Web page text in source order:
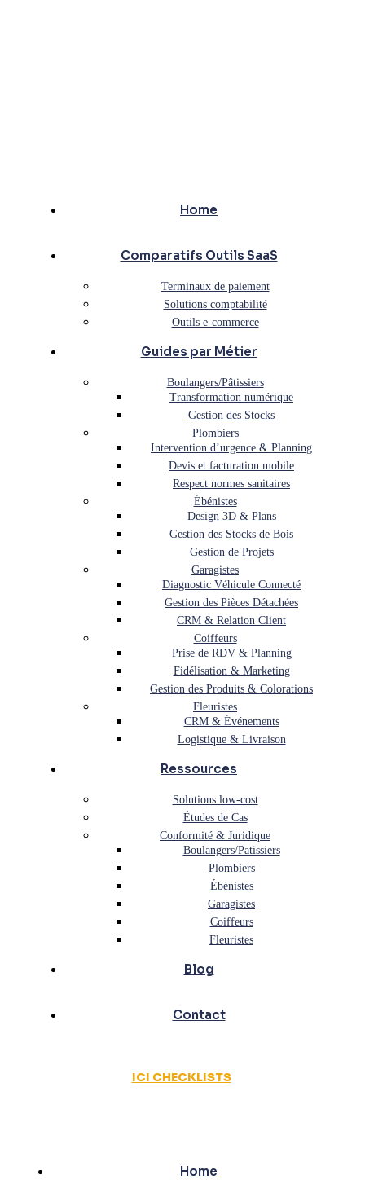
Home
Comparatifs Outils SaaS
Terminaux de paiement
Solutions comptabilité
Outils e-commerce
Guides par Métier
Boulangers/Pâtissiers
Transformation numérique
Gestion des Stocks
Plombiers
Intervention d’urgence & Planning
Devis et facturation mobile
Respect normes sanitaires
Ébénistes
Design 3D & Plans
Gestion des Stocks de Bois
Gestion de Projets
Garagistes
Diagnostic Véhicule Connecté
Gestion des Pièces Détachées
CRM & Relation Client
Coiffeurs
Prise de RDV & Planning
Fidélisation & Marketing
Gestion des Produits & Colorations
Fleuristes
CRM & Événements
Logistique & Livraison
Ressources
Solutions low-cost
Études de Cas
Conformité & Juridique
Boulangers/Patissiers
Plombiers
Ébénistes
Garagistes
Coiffeurs
Fleuristes
Blog
Contact
ICI CHECKLISTS
Home